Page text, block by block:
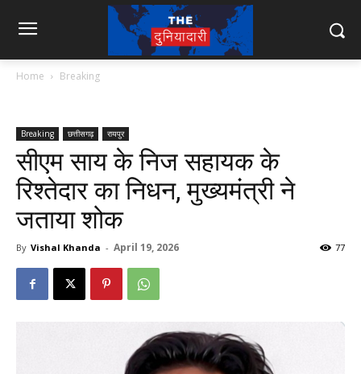
Home Breaking
Breaking छत्तीसगढ़ रायपुर
सीएम साय के निज सहायक के
रिश्तेदार का निधन, मुख्यमंत्री ने
जताया शोक
By Vishal Khanda - April 19, 2026 77